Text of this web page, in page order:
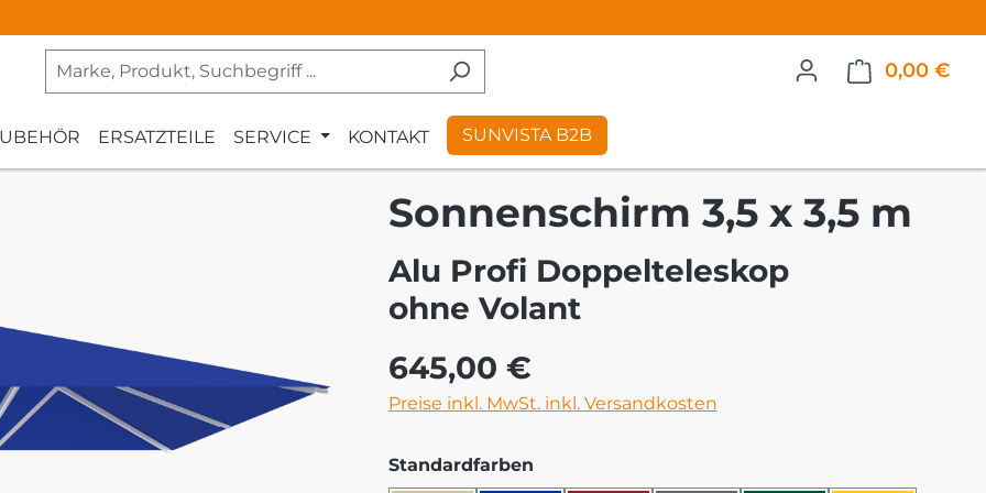
0,00 €
ERSATZTEILE SERVICE KONTAKT SUNVISTA B2B
Sonnenschirm 3,5 x 3,5 m
Alu Profi Doppelteleskop
ohne Volant
Regulärer Preis:
645,00 €
Preise inkl. MwSt. inkl. Versandkosten
Standardfarbenauswählen